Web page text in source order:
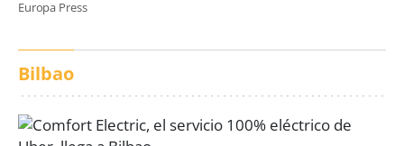
Europa Press
Bilbao